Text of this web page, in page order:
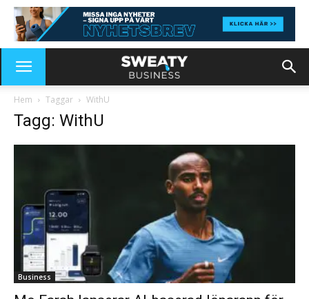
Hem Taggar WithU
Tagg: WithU
Business